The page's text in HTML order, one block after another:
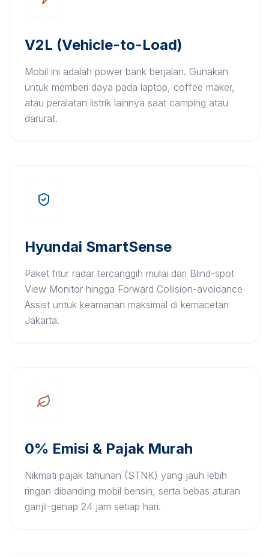
V2L (Vehicle-to-Load)
Mobil ini adalah power bank berjalan. Gunakan
untuk memberi daya pada laptop, coffee maker,
atau peralatan listrik lainnya saat camping atau
darurat.
Hyundai SmartSense
Paket fitur radar tercanggih mulai dari Blind-spot
View Monitor hingga Forward Collision-avoidance
Assist untuk keamanan maksimal di kemacetan
Jakarta.
0% Emisi & Pajak Murah
Nikmati pajak tahunan (STNK) yang jauh lebih
ringan dibanding mobil bensin, serta bebas aturan
ganjil-genap 24 jam setiap hari.